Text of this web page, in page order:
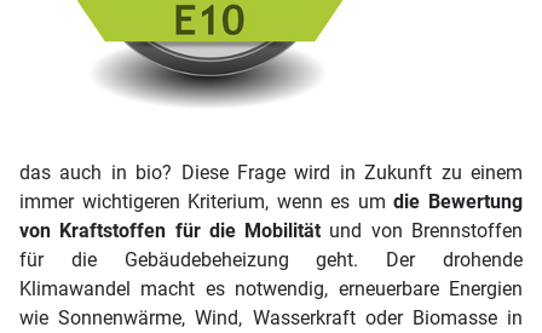
das auch in bio? Diese Frage wird in Zukunft zu einem
immer wichtigeren Kriterium, wenn es umdie Bewertung
von Kraftstoffen für die Mobilität und von Brennstoffen
für die Gebäudebeheizung geht. Der drohende
Klimawandel macht es notwendig, erneuerbare Energien
wie Sonnenwärme, Wind, Wasserkraft oder Biomasse in